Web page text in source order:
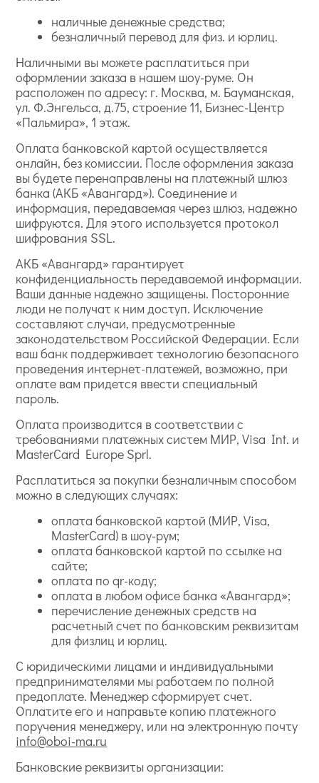
наличные денежные средства;
безналичный перевод для физ. и юрлиц.
Наличными вы можете расплатиться при
оформлении заказа в нашем шоу-руме. Он
расположен по адресу: г. Москва, м. Бауманская,
ул. Ф.Энгельса, д.75, строение 11, Бизнес-Центр
«Пальмира», 1 этаж.
Оплата банковской картой осуществляется
онлайн, без комиссии. После оформления заказа
вы будете перенаправлены на платежный шлюз
банка (АКБ «Авангард»). Соединение и
информация, передаваемая через шлюз, надежно
шифруются. Для этого используется протокол
шифрования SSL.
АКБ «Авангард» гарантирует
конфиденциальность передаваемой информации.
Ваши данные надежно защищены. Посторонние
люди не получат к ним доступ. Исключение
составляют случаи, предусмотренные
законодательством Российской Федерации. Если
ваш банк поддерживает технологию безопасного
проведения интернет-платежей, возможно, при
оплате вам придется ввести специальный
пароль.
Оплата производится в соответствии с
требованиями платежных систем МИР, Visa Int. и
MasterCard Europe Sprl.
Расплатиться за покупки безналичным способом
можно в следующих случаях:
оплата банковской картой (МИР, Visa,
MasterCard) в шоу-рум;
оплата банковской картой по ссылке на
сайте;
оплата по qr-коду;
оплата в любом офисе банка «Авангард»;
перечисление денежных средств на
расчетный счет по банковским реквизитам
для физлиц и юрлиц.
С юридическими лицами и индивидуальными
предпринимателями мы работаем по полной
предоплате. Менеджер сформирует счет.
Оплатите его и направьте копию платежного
поручения менеджеру, или на электронную почту
info@oboi-ma.ru
Банковские реквизиты организации: